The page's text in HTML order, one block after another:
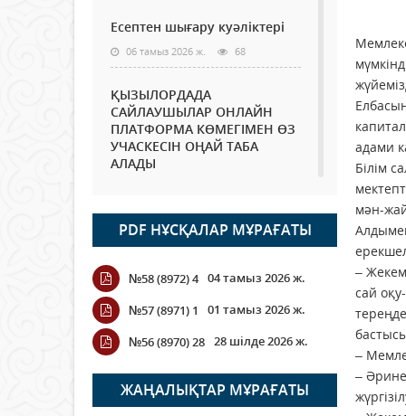
Есептен шығару куәліктері
06 тамыз 2026 ж. 68
ҚЫЗЫЛОРДАДА
САЙЛАУШЫЛАР ОНЛАЙН
ПЛАТФОРМА КӨМЕГІМЕН ӨЗ
УЧАСКЕСІН ОҢАЙ ТАБА
АЛАДЫ
Open Air: Қызылорда
облысы полиция
департаменті 20 мыңнан
астам көрерменнің
қауіпсіздігін қамтамасыз етті
ҚАЛАЙ ӨТЕДІ?
06 тамыз 2026 ж. 257
PDF НҰСҚАЛАР МҰРАҒАТЫ
№58 (8972) 4 04 тамыз 2026 ж.
№57 (8971) 1
01 тамыз 2026 ж.
№56 (8970) 28 28 шілде 2026 ж.
ЖАҢАЛЫҚТАР МҰРАҒАТЫ
адами
Білім
мән-
–
сай
–
–